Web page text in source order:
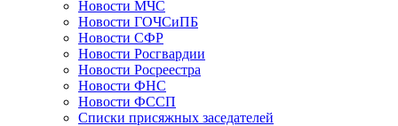
Новости МЧС
Новости ГОЧСиПБ
Новости СФР
Новости Росгвардии
Новости Росреестра
Новости ФНС
Новости ФССП
Списки присяжных заседателей